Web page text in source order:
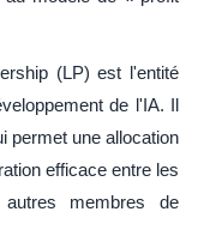
(LP) est l'entité
de l'IA. Il
permet une allocation
efficace entre les
membres de